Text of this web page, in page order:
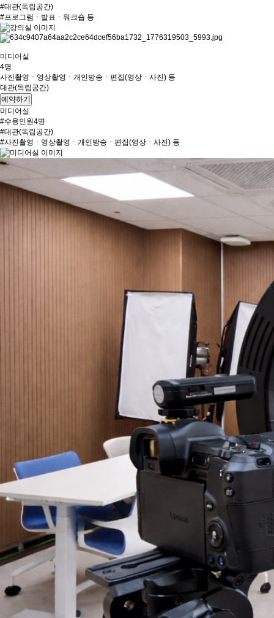
#대관(독립공간)
#프로그램ㆍ발표ㆍ워크숍 등
미디어실
4명
사진촬영ㆍ영상촬영ㆍ개인방송ㆍ편집(영상ㆍ사진) 등
대관(독립공간)
예약하기
미디어실
#수용인원4명
#대관(독립공간)
#사진촬영ㆍ영상촬영ㆍ개인방송ㆍ편집(영상ㆍ사진) 등